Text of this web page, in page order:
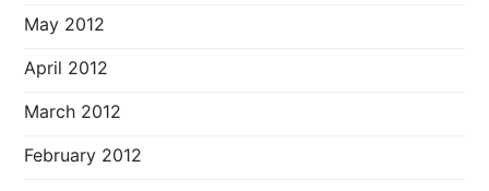
May 2012
April 2012
March 2012
February 2012